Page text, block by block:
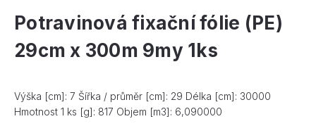
Potravinová fixační fólie (PE)
29cm x 300m 9my 1ks
Výška [cm]: 7 Šířka / průměr [cm]: 29 Délka [cm]: 30000
Hmotnost 1 ks [g]: 817 Objem [m3]: 6,090000